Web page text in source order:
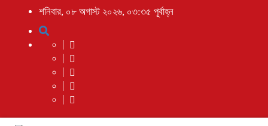
শনিবার, ০৮ অগাস্ট ২০২৬, ০৩:৩৫ পূর্বাহ্ন